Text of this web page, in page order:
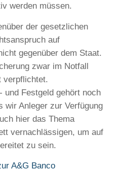
werden müssen.
der gesetzlichen
auf
gegenüber dem Staat.
zwar im Notfall
verpflichtet.
und Festgeld gehört noch
wir Anleger zur Verfügung
hier das Thema
vernachlässigen, um auf
zu sein.
A&G Banco